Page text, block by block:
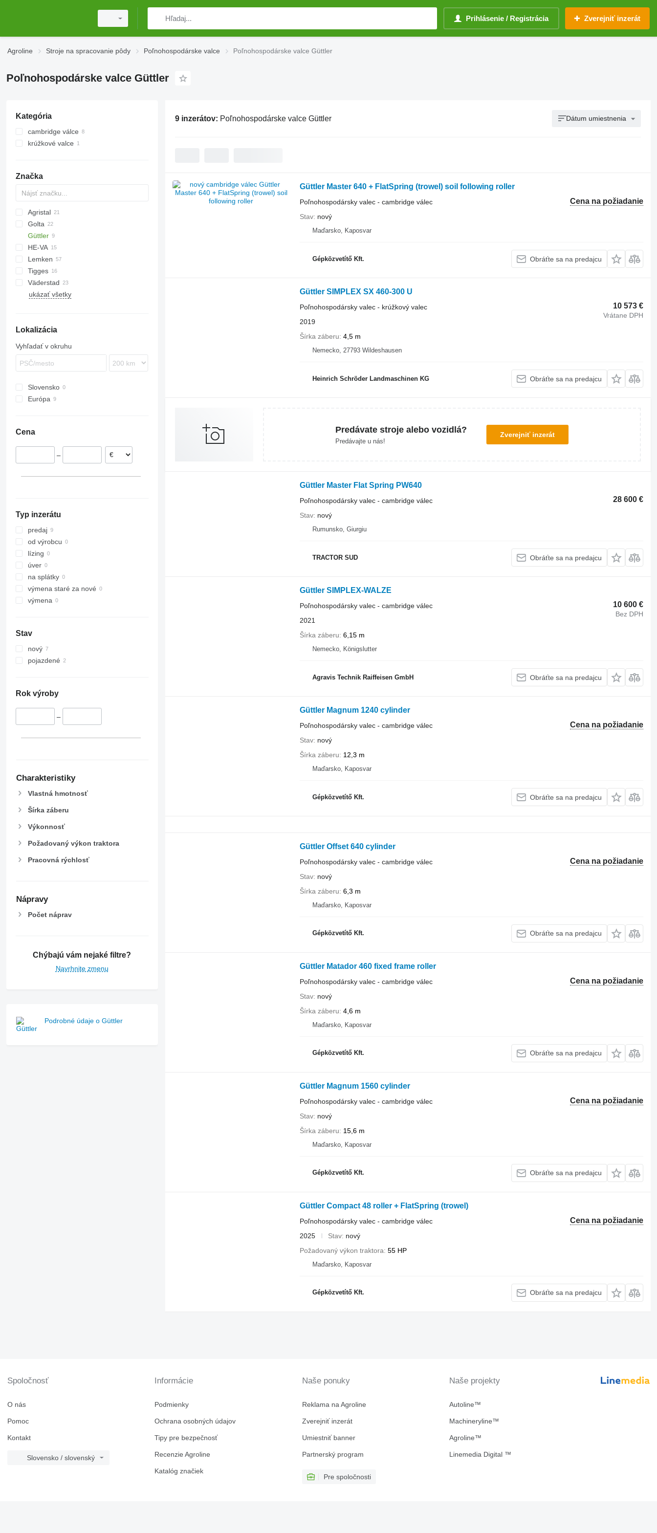
Prihlásenie / Registrácia Zverejniť inzerát
Agroline Stroje na spracovanie pôdy Poľnohospodárske valce Poľnohospodárske valce Güttler
Poľnohospodárske valce Güttler
Kategória
cambridge válce
krúžkové valce
Značka
Agristal
10
KW
BW
Tiger Mate
Minimax
Multiflex
Golta
Güttler
HE-VA
Cultro
Optipack
Vari-Master
Lemken
VarioPack
Zirkon
Lion
Synkro
Dupe
Tigges
KL
KZK
Väderstad
Carrier
ukázať všetky
Lokalizácia
Vyhľadať v okruhu
Slovensko
Európa
Cena
–
Typ inzerátu
predaj
od výrobcu
lízing
úver
na splátky
výmena staré za nové
výmena
Stav
nový
pojazdené
Rok výroby
–
Charakteristiky
Vlastná hmotnosť
Šírka záberu
Výkonnosť
Požadovaný výkon traktora
Pracovná rýchlosť
Nápravy
Počet náprav
Chýbajú vám nejaké filtre?
Navrhnite zmenu
Podrobné údaje o Güttler
9 inzerátov: Poľnohospodárske valce Güttler Dátum umiestnenia
Güttler Master 640 + FlatSpring (trowel) soil following roller
Cena na požiadanie
Poľnohospodársky valec - cambridge válec
Stav nový
Maďarsko, Kaposvar
Gépközvetítő Kft. Obráťte sa na predajcu
Güttler SIMPLEX SX 460-300 U
10 573 €
Vrátane DPH
Poľnohospodársky valec - krúžkový valec
2019
Šírka záberu 4,5 m
Nemecko, 27793 Wildeshausen
Heinrich Schröder Landmaschinen KG Obráťte sa na predajcu
Predávate stroje alebo vozidlá?
Predávajte u nás!
Zverejniť inzerát
Güttler Master Flat Spring PW640
28 600 €
Poľnohospodársky valec - cambridge válec
Stav nový
Rumunsko, Giurgiu
TRACTOR SUD Obráťte sa na predajcu
Güttler SIMPLEX-WALZE
10 600 €
Bez DPH
Poľnohospodársky valec - cambridge válec
2021
Šírka záberu 6,15 m
Nemecko, Königslutter
Agravis Technik Raiffeisen GmbH Obráťte sa na predajcu
Güttler Magnum 1240 cylinder
Cena na požiadanie
Poľnohospodársky valec - cambridge válec
Stav nový
Šírka záberu
12,3 m
Maďarsko, Kaposvar
Gépközvetítő Kft. Obráťte sa na predajcu
Güttler Offset 640 cylinder
Cena na požiadanie
Poľnohospodársky valec - cambridge válec
Stav nový
Šírka záberu 6,3 m
Maďarsko, Kaposvar
Gépközvetítő Kft. Obráťte sa na predajcu
Güttler Matador 460 fixed frame roller
Cena na požiadanie
Poľnohospodársky valec - cambridge válec
Stav nový
Šírka záberu 4,6 m
Maďarsko, Kaposvar
Gépközvetítő Kft. Obráťte sa na predajcu
Güttler Magnum 1560 cylinder
Cena na požiadanie
Poľnohospodársky valec - cambridge válec
Stav nový
Šírka záberu
15,6 m
Maďarsko, Kaposvar
Gépközvetítő Kft. Obráťte sa na predajcu
Güttler Compact 48 roller + FlatSpring (trowel)
Cena na požiadanie
Poľnohospodársky valec - cambridge válec
2025
Stav nový
Požadovaný výkon traktora 55 HP
Maďarsko, Kaposvar
Gépközvetítő Kft. Obráťte sa na predajcu
Spoločnosť
O nás
Pomoc
Kontakt
Slovensko / slovenský
Informácie
Podmienky
Ochrana osobných údajov
Tipy pre bezpečnosť
Recenzie Agroline
Katalóg značiek
Naše ponuky
Reklama na Agroline
Zverejniť inzerát
Umiestniť banner
Partnerský program
Pre spoločnosti
Naše projekty
Autoline™
Machineryline™
Agroline™
Linemedia Digital ™